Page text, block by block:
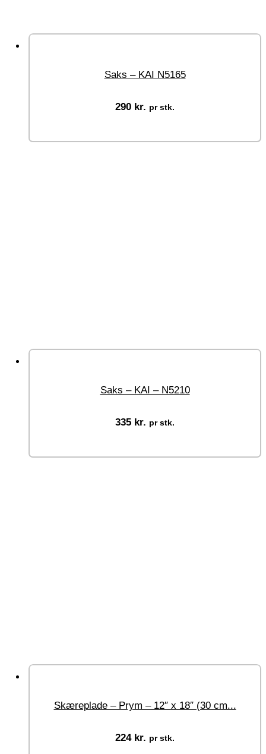
Saks – KAI N5165
290 kr. pr stk.
Saks – KAI – N5210
335 kr. pr stk.
Skæreplade – Prym – 12″ x 18″ (30 cm...
224 kr. pr stk.